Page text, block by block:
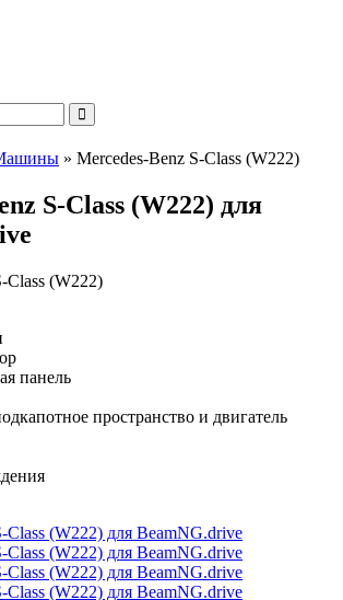
» Mercedes-Benz S-Class (W222)
S-Class (W222) для
панель
пространство и двигатель